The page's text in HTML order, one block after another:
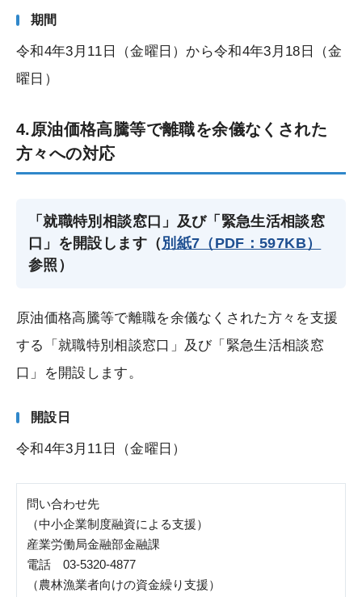
期間
令和4年3月11日（金曜日）から令和4年3月18日（金
曜日）
4.原油価格高騰等で離職を余儀なくされた
方々への対応
「就職特別相談窓口」及び「緊急生活相談窓
口」を開設します（ 別紙7（PDF：597KB）
参照）
原油価格高騰等で離職を余儀なくされた方々を支援
する「就職特別相談窓口」及び「緊急生活相談窓
口」を開設します。
開設日
令和4年3月11日（金曜日）
問い合わせ先
（中小企業制度融資による支援）
産業労働局金融部金融課
電話 03-5320-4877
（農林漁業者向けの資金繰り支援）